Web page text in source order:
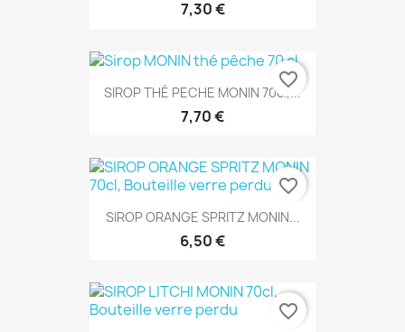
7,30 €
SIROP THÉ PECHE MONIN 70cl,...
7,70 €
favorite_border
SIROP ORANGE SPRITZ MONIN...
6,50 €
favorite_border
favorite_border